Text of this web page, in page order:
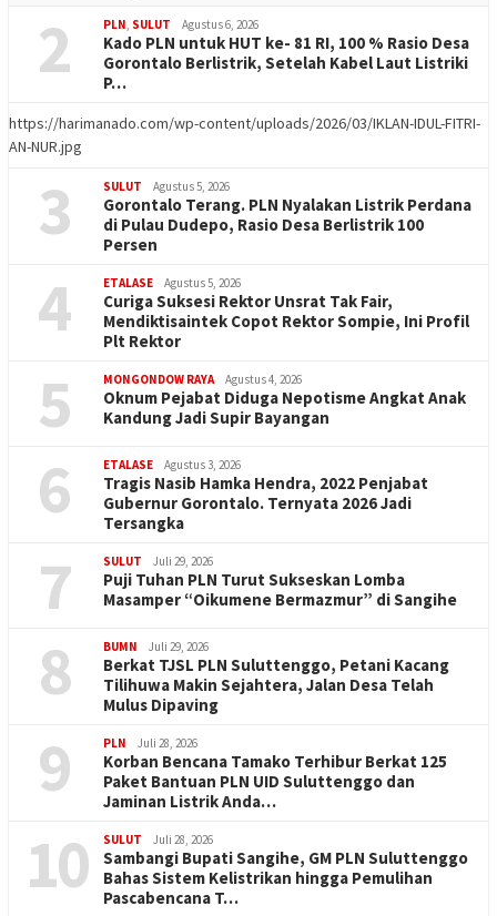
2 PLN SULUT Agustus 6, 2026
Kado PLN untuk HUT ke- 81 RI, 100 % Rasio Desa
Gorontalo Berlistrik, Setelah Kabel Laut Listriki
P…
https://harimanado.com/wp-content/uploads/2026/03/IKLAN-IDUL-FITRI-
AN-NUR.jpg
3 SULUT Agustus 5, 2026
Gorontalo Terang. PLN Nyalakan Listrik Perdana
di Pulau Dudepo, Rasio Desa Berlistrik 100
Persen
4 ETALASE Agustus 5, 2026
Curiga Suksesi Rektor Unsrat Tak Fair,
Mendiktisaintek Copot Rektor Sompie, Ini Profil
Plt Rektor
5 MONGONDOW RAYA Agustus 4, 2026
Oknum Pejabat Diduga Nepotisme Angkat Anak
Kandung Jadi Supir Bayangan
6 ETALASE Agustus 3, 2026
Tragis Nasib Hamka Hendra, 2022 Penjabat
Gubernur Gorontalo. Ternyata 2026 Jadi
Tersangka
7 SULUT Juli 29, 2026
Puji Tuhan PLN Turut Sukseskan Lomba
Masamper “Oikumene Bermazmur” di Sangihe
8 BUMN Juli 29, 2026
Berkat TJSL PLN Suluttenggo, Petani Kacang
Tilihuwa Makin Sejahtera, Jalan Desa Telah
Mulus Dipaving
9 PLN Juli 28, 2026
Korban Bencana Tamako Terhibur Berkat 125
Paket Bantuan PLN UID Suluttenggo dan
Jaminan Listrik Anda…
10 SULUT Juli 28, 2026
Sambangi Bupati Sangihe, GM PLN Suluttenggo
Bahas Sistem Kelistrikan hingga Pemulihan
Pascabencana T…